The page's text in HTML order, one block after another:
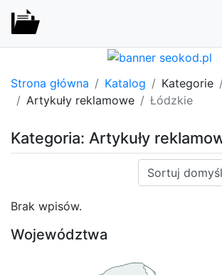
Strona główna Katalog Kategorie
Artykuły reklamowe
Łódzkie
Kategoria: Artykuły
Sortuj:
Brak wpisów.
Województwa